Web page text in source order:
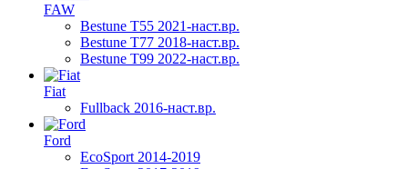
FAW
Bestune T55 2021-наст.вр.
Bestune T77 2018-наст.вр.
Bestune T99 2022-наст.вр.
Fiat
Fullback 2016-наст.вр.
Ford
EcoSport 2014-2019